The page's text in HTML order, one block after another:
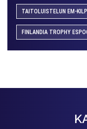
TAITOLUISTELUN EM-
FINLANDIA TROPHY